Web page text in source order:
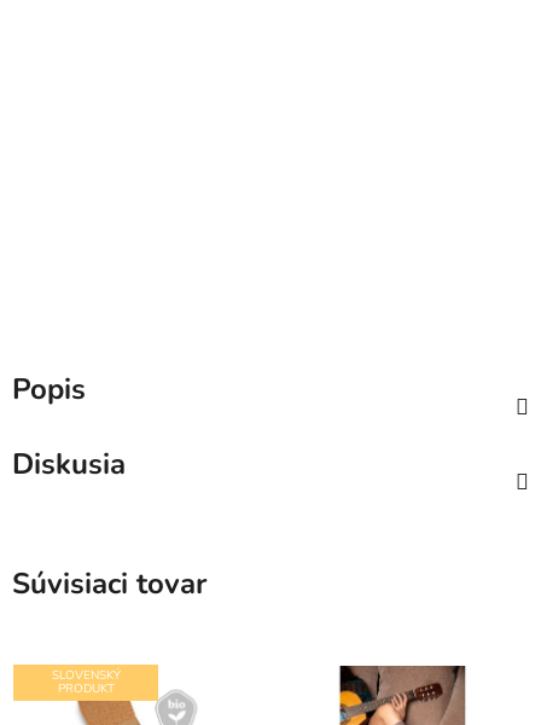
Popis
Diskusia
Súvisiaci tovar
SLOVENSKÝ
PRODUKT